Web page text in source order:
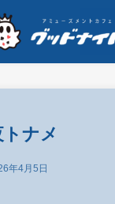
ナメ
年4月5日